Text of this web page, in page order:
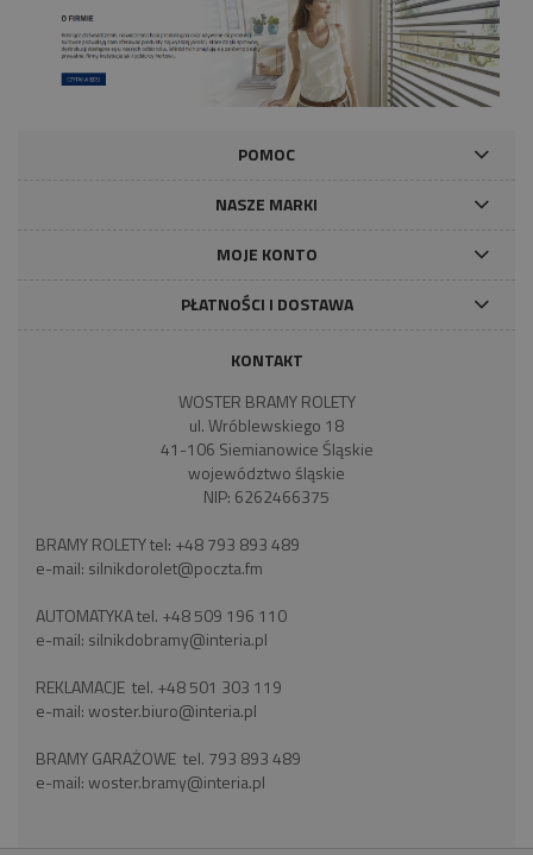
POMOC
NASZE MARKI
MOJE KONTO
PŁATNOŚCI I DOSTAWA
KONTAKT
WOSTER BRAMY ROLETY
ul. Wróblewskiego 18
41-106 Siemianowice Śląskie
województwo śląskie
NIP: 6262466375
BRAMY ROLETY tel: +48 793 893 489
e-mail: silnikdorolet@poczta.fm
AUTOMATYKA tel. +48 509 196 110
e-mail: silnikdobramy@interia.pl
REKLAMACJE tel. +48 501 303 119
e-mail:woster.biuro@interia.pl
BRAMY GARAŻOWE tel. 793 893 489
e-mail:woster.bramy@interia.pl